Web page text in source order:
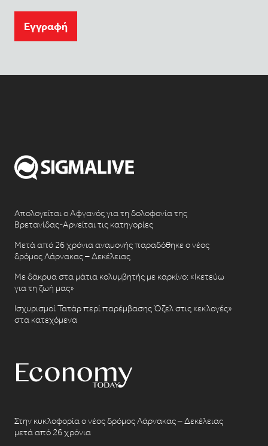
Eγγραφή
Απολογείται ο Αφγανός για τη δολοφονία της
Βρετανίδας-Αρνείται τις κατηγορίες
Μετά από 26 χρόνια αναμονής παραδόθηκε ο νέος
δρόμος Λάρνακας – Δεκέλειας
Με δάκρυα στα μάτια κολυμβητής με καρκίνο: «Ικετεύω
για τη ζωή μας»
Ισχυρισμοί Τατάρ περί παρέμβασης Όζελ στις «εκλογές»
στα κατεχόμενα
Στην κυκλοφορία ο νέος δρόμος Λάρνακας – Δεκέλειας
μετά από 26 χρόνια